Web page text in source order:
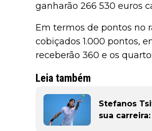
ganharão 266 530 euros
Em termos de pontos no
cobiçados 1.000 pontos,
receberão 360 e os
Leia também
Stefanos
sua